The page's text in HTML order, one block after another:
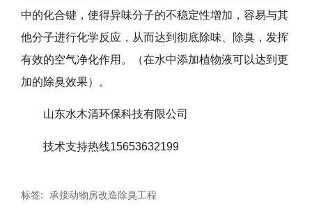
中的化合键，使得异味分子的不稳定性增加，容易与其
他分子进行化学反应，从而达到彻底除味、除臭，发挥
有效的空气净化作用。（在水中添加植物液可以达到更
加的除臭效果）。
山东水木清环保科技有限公司
技术支持热线15653632199
标签: 承接动物房改造除臭工程